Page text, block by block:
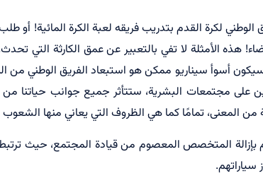
لكرة القدم بتدريب فريقه لعبة الكرة المائية! أو
هذه الأمثلة لا تفي بالتعبير عن عمق الكارثة التي
أسوأ سيناريو ممكن هو استبعاد الفريق الوطني من
مجتمعات البشرية، ستتأثر جميع جوانب حياتنا من
من المعنى، تمامًا كما هي الظروف التي يعاني منها الشعوب
بإزالة المتخصص المعصوم من قيادة المجتمع، حيث
سياراتهم.